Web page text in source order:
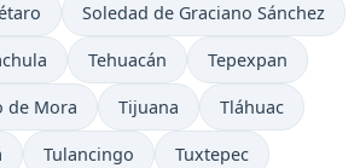
Soledad de Graciano Sánchez
Tehuacán Tepexpan
de Mora Tijuana Tláhuac
Tulancingo Tuxtepec